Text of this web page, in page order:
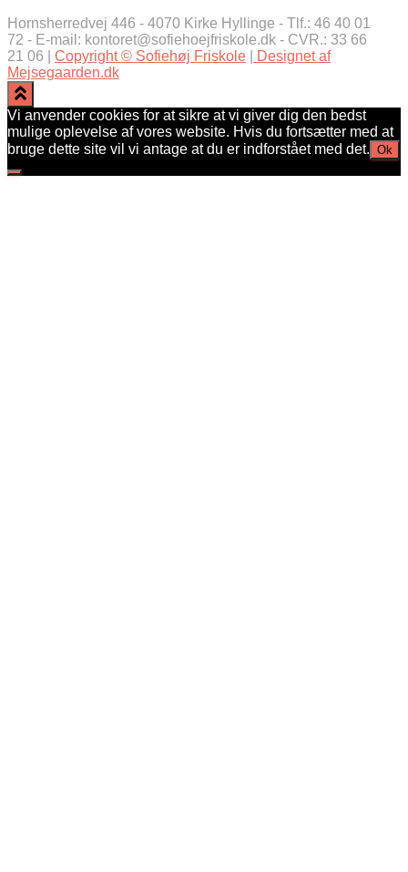
Hornsherredvej 446 - 4070 Kirke Hyllinge - Tlf.: 46 40 01
72 - E-mail: kontoret@sofiehoejfriskole.dk - CVR.: 33 66
21 06 | Copyright © Sofiehøj Friskole
Designet af
Mejsegaarden.dk
Vi anvender cookies for at sikre at vi giver dig den bedst
mulige oplevelse af vores website. Hvis du fortsætter med at
bruge dette site vil vi antage at du er indforstået med det. Ok